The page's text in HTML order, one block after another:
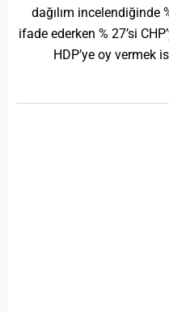
dağılım incelendiğinde
ifade ederken % 27’si
HDP’ye oy vermek